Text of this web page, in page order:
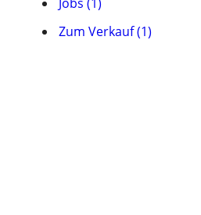
Zum Verkauf (1)